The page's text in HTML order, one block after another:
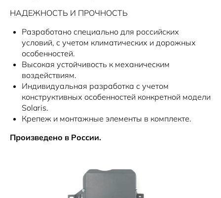
НАДЕЖНОСТЬ И ПРОЧНОСТЬ
Разработано специально для российских
условий, с учетом климатических и дорожных
особенностей.
Высокая устойчивость к механическим
воздействиям.
Индивидуальная разработка с учетом
конструктивных особенностей конкретной модели
Solaris.
Крепеж и монтажные элементы в комплекте.
Произведено в России.